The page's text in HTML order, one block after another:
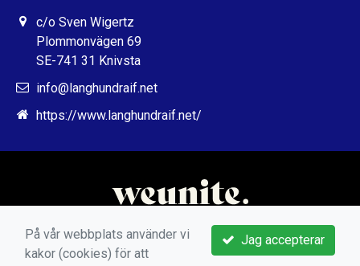
c/o Sven Wigertz
Plommonvägen 69
SE-741 31 Knivsta
info@langhundraif.net
https://www.langhundraif.net/
Jag accepterar
På vår webbplats använder vi
kakor (cookies) för att